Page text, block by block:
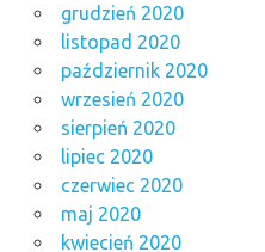
grudzień 2020
listopad 2020
październik 2020
wrzesień 2020
sierpień 2020
lipiec 2020
czerwiec 2020
maj 2020
kwiecień 2020